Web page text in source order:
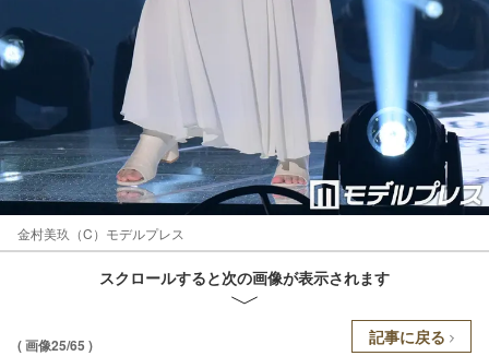
金村美玖（C）モデルプレス
スクロールすると次の画像が表示されます
( 画像25/65 ) 記事に戻る